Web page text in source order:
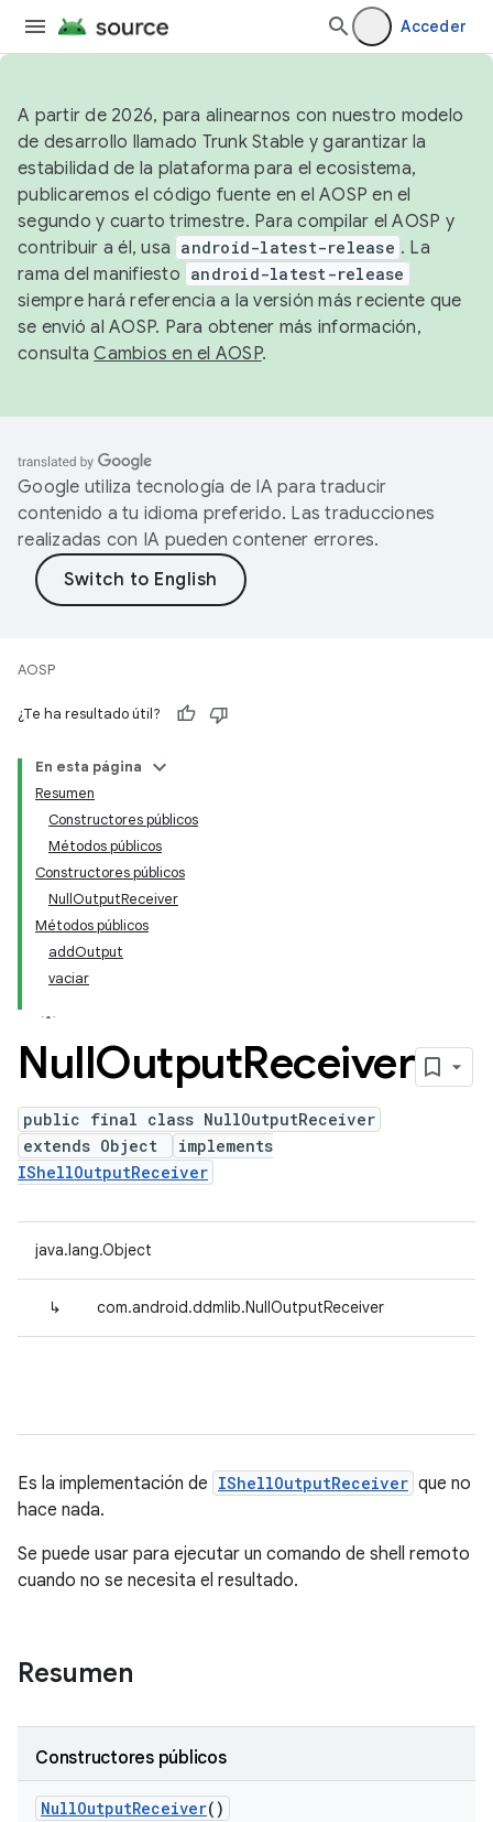
Acceder
A partir de 2026, para alinearnos con nuestro modelo
de desarrollo llamado Trunk Stable y garantizar la
estabilidad de la plataforma para el ecosistema,
publicaremos el código fuente en el AOSP en el
segundo y cuarto trimestre. Para compilar el AOSP y
contribuir a él, usa android-latest-release . La
rama del manifiesto android-latest-release
siempre hará referencia a la versión más reciente que
se envió al AOSP. Para obtener más información,
consultaCambios en el AOSP.
Google utiliza tecnología de IA para traducir
contenido a tu idioma preferido. Las traducciones
realizadas con IA pueden contener errores.
AOSP
¿Te ha resultado útil?
En esta página
Resumen
Constructores públicos
Métodos públicos
Constructores públicos
NullOutputReceiver
Métodos públicos
addOutput
vaciar
NullOutputReceiver
public final class NullOutputReceiver
extends Object
implements
IShellOutputReceiver
java.lang.Object
↳ com.android.ddmlib.NullOutputReceiver
Es la implementación de IShellOutputReceiver que no
hace nada.
Se puede usar para ejecutar un comando de shell remoto
cuando no se necesita el resultado.
Resumen
Constructores públicos
NullOutputReceiver()